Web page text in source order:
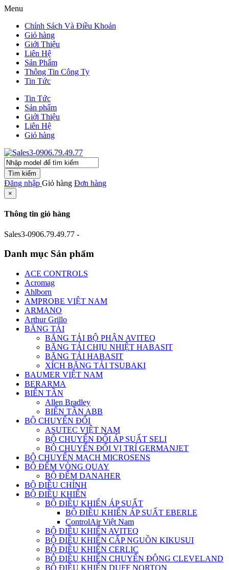
Menu
Chính Sách Và Điều Khoản
Giỏ hàng
Giới Thiệu
Liên Hệ
Sản Phẩm
Thông Tin Công Ty
Tin Tức
Tin Tức
Sản phẩm
Giới Thiệu
Liên Hệ
Giỏ hàng
Tìm kiếm
Đăng nhập Giỏ hàng Đơn hàng
×
Thông tin giỏ hàng
Sales3-0906.79.49.77 -
Danh mục Sản phẩm
ACE CONTROLS
Acromag
Ahlborn
AMPROBE VIỆT NAM
ARMANO
Arthur Grillo
BĂNG TẢI
BĂNG TẢI BỘ PHẬN AVITEQ
BĂNG TẢI CHỊU NHIỆT HABASIT
BĂNG TẢI HABASIT
XÍCH BĂNG TẢI TSUBAKI
BAUMER VIỆT NAM
BERARMA
BIẾN TẦN
Allen Bradley
BIẾN TẦN ABB
BỘ CHUYỂN ĐỔI
ASUTEC VIỆT NAM
BỘ CHUYỂN ĐỔI ÁP SUẤT SELI
BỘ CHUYỂN ĐỔI VỊ TRÍ GERMANJET
BỘ CHUYỂN MẠCH MICROSENS
BỘ ĐẾM VÒNG QUAY
BỘ ĐẾM DANAHER
BỘ ĐIỀU CHỈNH
BỘ ĐIỀU KHIỂN
BỘ ĐIỀU KHIỂN ÁP SUẤT
BỘ ĐIỀU KHIỂN ÁP SUẤT EBERLE
ControlAir Việt Nam
BỘ ĐIỀU KHIỂN AVITEQ
BỘ ĐIỀU KHIỂN CẤP NGUỒN KIKUSUI
BỘ ĐIỀU KHIỂN CERLIC
BỘ ĐIỀU KHIỂN CHUYỂN ĐỘNG CLEVELAND
BỘ ĐIỀU KHIỂN DUFF NORTON